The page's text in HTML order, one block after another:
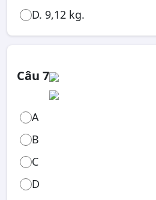
D. 9,12 kg.
Câu 7
A
B
C
D